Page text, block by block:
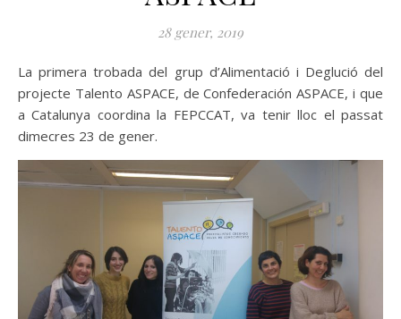
28 gener, 2019
La primera trobada del grup d’Alimentació i Deglució del
projecte Talento ASPACE, de Confederación ASPACE, i que
a Catalunya coordina la FEPCCAT, va tenir lloc el passat
dimecres 23 de gener.